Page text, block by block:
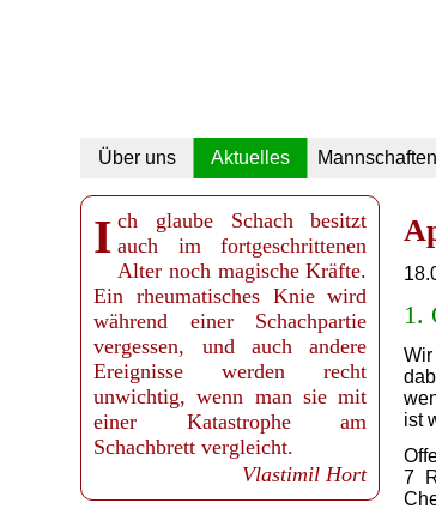
Navigation
überspringen
Über uns Aktuelles Mannschaften
1.
ist
7
Ich glaube Schach besitzt auch im fortgeschrittenen
Alter noch magische Kräfte.
Ein rheumatisches Knie wird
während einer Schachpartie
vergessen, und auch andere
Ereignisse werden recht
unwichtig, wenn man sie mit
einer Katastrophe am
Schachbrett vergleicht.
Vlastimil Hort